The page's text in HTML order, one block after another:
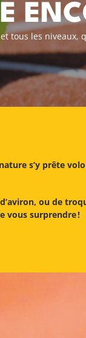
tous les niveaux,
s’y prête
ou de
vous surprendre !